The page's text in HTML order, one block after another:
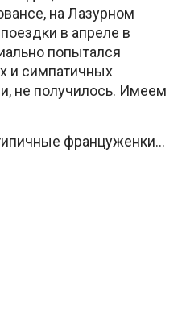
на Лазурном
в апреле в
попытался
и симпатичных
не получилось. Имеем
француженки…